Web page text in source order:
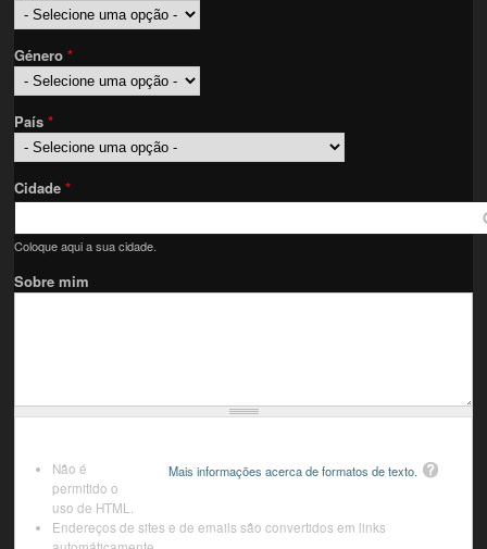
Género*
País*
Cidade*
Coloque aqui a sua cidade.
Sobre mim
Mais informações acerca de formatos de texto.
Não é
permitido o
uso de HTML.
Endereços de sites e de emails são convertidos em links